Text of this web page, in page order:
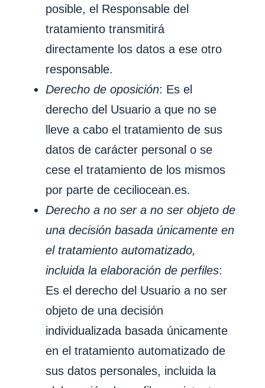
posible, el Responsable del
tratamiento transmitirá
directamente los datos a ese otro
responsable.
Derecho de oposición: Es el
derecho del Usuario a que no se
lleve a cabo el tratamiento de sus
datos de carácter personal o se
cese el tratamiento de los mismos
por parte de ceciliocean.es.
Derecho a no ser a no ser objeto de
una decisión basada únicamente en
el tratamiento automatizado,
incluida la elaboración de perfiles:
Es el derecho del Usuario a no ser
objeto de una decisión
individualizada basada únicamente
en el tratamiento automatizado de
sus datos personales, incluida la